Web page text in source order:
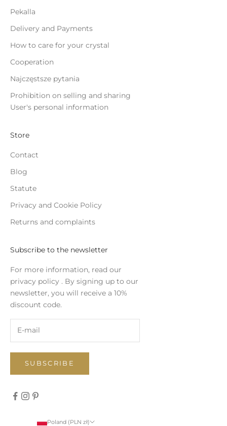
Pekalla
Delivery and Payments
How to care for your crystal
Cooperation
Najczęstsze pytania
Prohibition on selling and sharing
User's personal information
Store
Contact
Blog
Statute
Privacy and Cookie Policy
Returns and complaints
Subscribe to the newsletter
For more information, read our
privacy policy . By signing up to our
newsletter, you will receive a 10%
discount code.
SUBSCRIBE
Poland (PLN zł)